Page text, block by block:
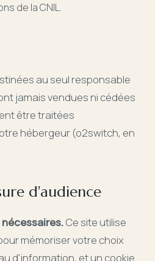
de la CNIL.
au seul responsable
jamais vendues ni cédées
être traitées
hébergeur (o2switch, en
d'audience
Ce site utilise
mémoriser votre choix
d'information, et un cookie